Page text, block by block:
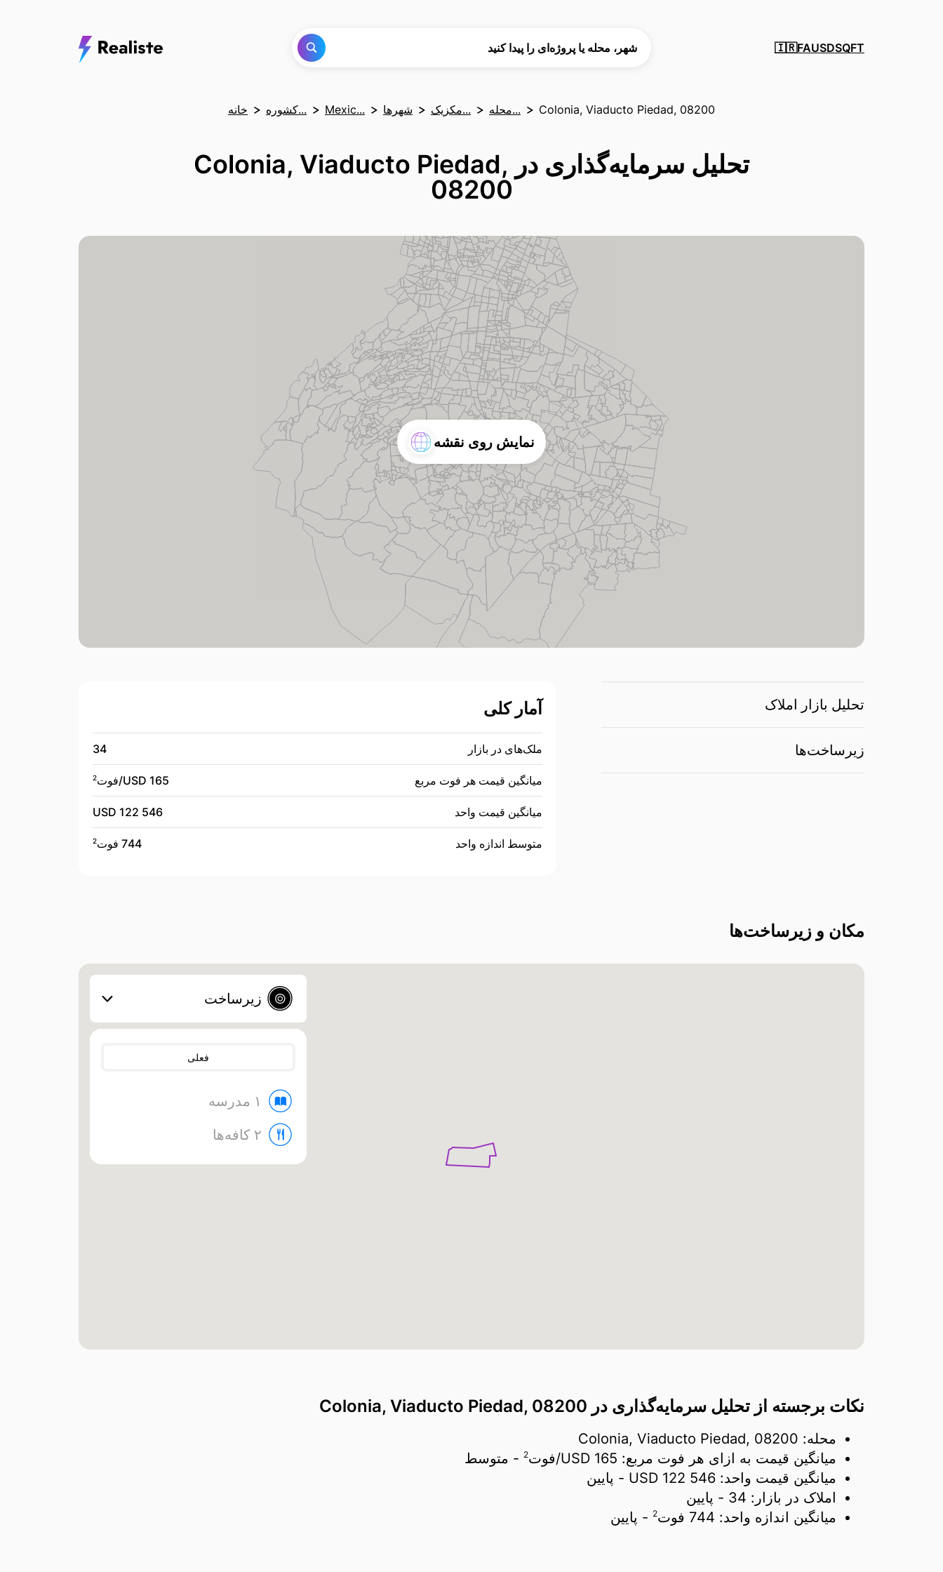
شهر، محله یا پروژه‌ای را پیدا کنید
🇮🇷FAUSDSQFT
خانه کشوره... Mexic... شهرها مکزیک... محله‌... Colonia, Viaducto Piedad, 08200
تحلیل سرمایه‌گذاری در Colonia, Viaducto Piedad,
08200
نمایش روی نقشه
آمار کلی
ملک‌های در بازار 34
میانگین قیمت هر فوت مربع 165 USD/ فوت2
میانگین قیمت واحد 122 546 USD
متوسط اندازه واحد 744 فوت 2
تحلیل بازار املاک
زیرساخت‌ها
مکان و زیرساخت‌ها
زیرساخت
فعلی
۱ مدرسه
۲ کافه‌ها
نکات برجسته از تحلیل سرمایه‌گذاری در Colonia, Viaducto Piedad, 08200
محله: Colonia, Viaducto Piedad, 08200
میانگین قیمت به ازای هر فوت مربع: 165 USD/ فوت2 - متوسط
میانگین قیمت واحد: 122 546 USD
- پایین
املاک در بازار: 34 - پایین
میانگین اندازه واحد: 744 فوت 2 - پایین